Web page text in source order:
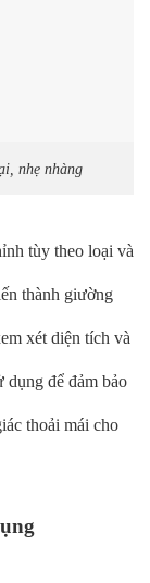
nhẹ nhàng
tùy theo loại và
thành giường
xét diện tích và
dụng để đảm bảo
thoải mái cho